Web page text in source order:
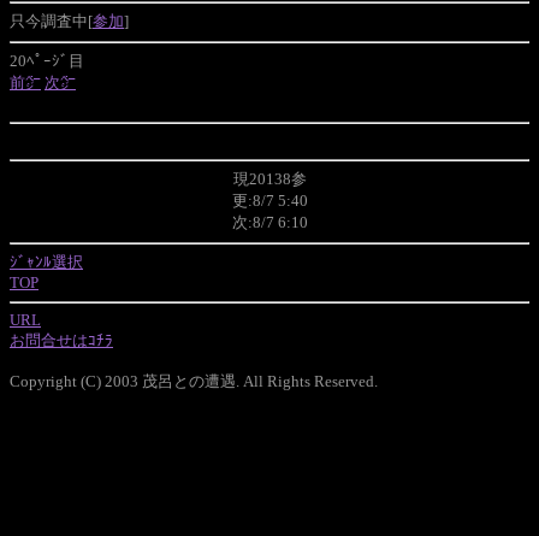
只今調査中[参加]
20ﾍﾟｰｼﾞ目
前㌻ 次㌻
現20138参
更:8/7 5:40
次:8/7 6:10
ｼﾞｬﾝﾙ選択
TOP
URL
お問合せはｺﾁﾗ
Copyright (C) 2003 茂呂との遭遇. All Rights Reserved.